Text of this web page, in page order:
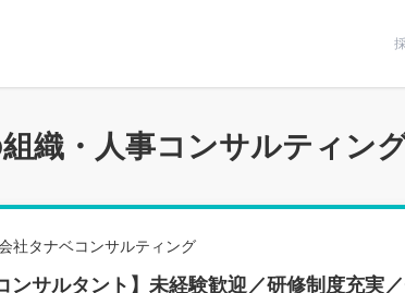
織・人事コンサルティン
社タナベコンサルティング
ンサルタント】未経験歓迎／研修制度充実